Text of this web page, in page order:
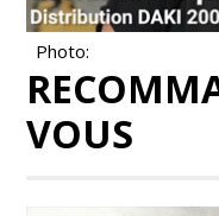
Photo:
VOUS